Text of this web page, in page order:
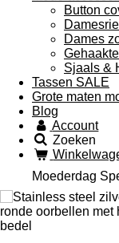
Button
Dames
Sjaals &
Tassen SALE
Grote maten
Blog
Account
Zoeken
Moederdag